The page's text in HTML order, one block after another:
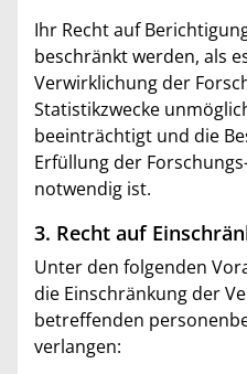
Ihr Recht auf
beschränkt werden, als
Verwirklichung der
Statistikzwecke
beeinträchtigt und die
Erfüllung der
notwendig ist.
3. Recht auf
Unter den folgenden
die Einschränkung der
betreffenden
verlangen: